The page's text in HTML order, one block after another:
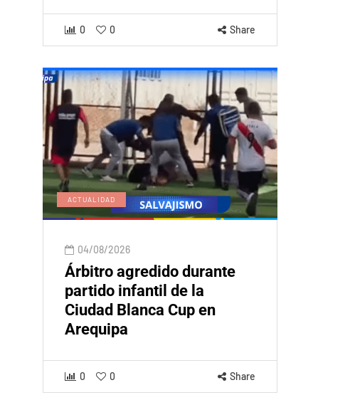
0 0 Share
ACTUALIDAD
04/08/2026
Árbitro agredido durante
partido infantil de la
Ciudad Blanca Cup en
Arequipa
0 0 Share